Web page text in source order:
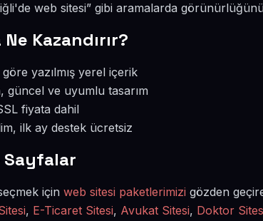
web sitesi” gibi aramalarda
Kazandırır?
yazılmış yerel içerik
güncel ve uyumlu tasarım
fiyata dahil
ilk ay destek ücretsiz
Sayfalar
için web sitesi paketlerimizi gözden
, E-Ticaret Sitesi, Avukat Sitesi, Doktor